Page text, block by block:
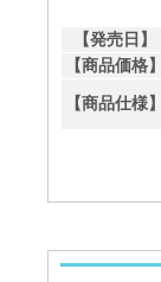
【発売日】
【商品価格】
【商品仕様】